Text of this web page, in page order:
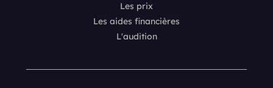
Les prix
Les aides financières
L'audition